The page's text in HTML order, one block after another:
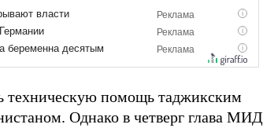
техническую помощь таджикским
Однако в четверг глава МИД